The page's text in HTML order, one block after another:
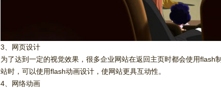
3、网页设计
为了达到一定的视觉效果，很多企业网站在返回主页时都会使用
站时，可以使用flash动画设计，使网站更具互动性。
4、网络动画